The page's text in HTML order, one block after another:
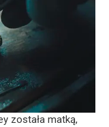
została matką,